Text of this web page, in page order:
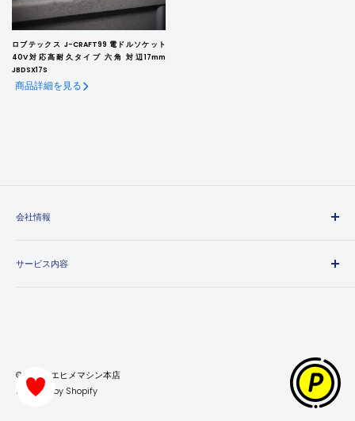
ロブテックス J-CRAFT99 電ドルソケット
40V対応高耐久タイプ 六角 対辺17mm
JBDSX17S
商品詳細を見る
会社情報
会社概要
サービス内容
ポイントの獲得・利用方法について
© 2026 エヒメマシン本店
Powered by Shopify